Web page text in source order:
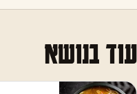
עוד בנושא